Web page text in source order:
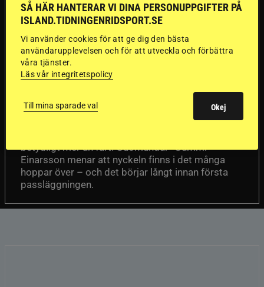
”Gummi” berättar:
Första stegen mot
en internationell
passhäst
betydligt mer än fart. Guðmundur “Gummi”
Einarsson menar att nyckeln finns i det många
hoppar över – och det börjar långt innan första
passläggningen.
SÅ HÄR HANTERAR VI DINA PERSONUPPGIFTER PÅ
ISLAND.TIDNINGENRIDSPORT.SE
Vi använder cookies för att ge dig den bästa
användarupplevelsen och för att utveckla och förbättra
våra tjänster.
Läs vår integritetspolicy
Till mina sparade val Okej